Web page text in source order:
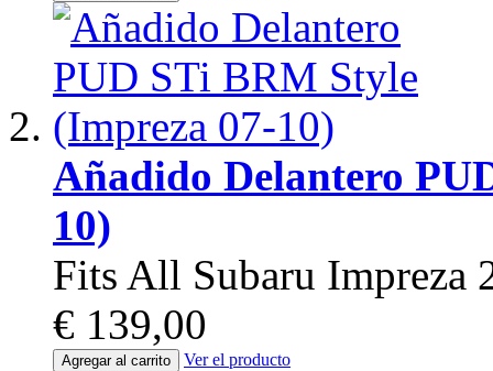
Añadido Delantero
10)
Fits All Subaru Impreza
€ 139,00
Agregar al carrito Ver el producto